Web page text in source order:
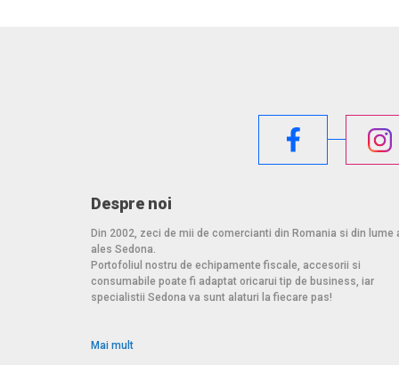
Despre noi
Din 2002, zeci de mii de comercianti din Romania si din lume
ales Sedona.
Portofoliul nostru de echipamente fiscale, accesorii si
consumabile poate fi adaptat oricarui tip de business, iar
specialistii Sedona va sunt alaturi la fiecare pas!
Mai mult